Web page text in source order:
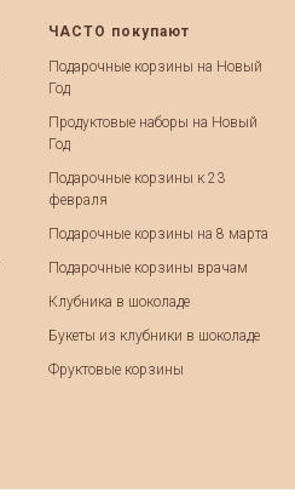
ЧАСТО покупают
Подарочные корзины на Новый
Год
Продуктовые наборы на Новый
Год
Подарочные корзины к 23
февраля
Подарочные корзины на 8 марта
Подарочные корзины врачам
Клубника в шоколаде
Букеты из клубники в шоколаде
Фруктовые корзины